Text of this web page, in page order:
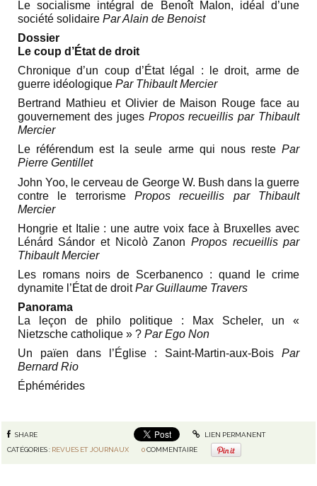
Le socialisme intégral de Benoît Malon, idéal d’une
société solidaire Par Alain de Benoist
Dossier
Le coup d’État de droit
Chronique d’un coup d’État légal : le droit, arme de
guerre idéologique Par Thibault Mercier
Bertrand Mathieu et Olivier de Maison Rouge face au
gouvernement des juges Propos recueillis par Thibault
Mercier
Le référendum est la seule arme qui nous restePar
Pierre Gentillet
John Yoo, le cerveau de George W. Bush dans la guerre
contre le terrorisme Propos recueillis par Thibault
Mercier
Hongrie et Italie : une autre voix face à Bruxelles avec
Lénárd Sándor et Nicolò Zanon Propos recueillis par
Thibault Mercier
Les romans noirs de Scerbanenco : quand le crime
dynamite l’État de droitPar Guillaume Travers
Panorama
La leçon de philo politique : Max Scheler, un «
Nietzsche catholique » ? Par Ego Non
Un païen dans l’Église : Saint-Martin-aux-BoisPar
Bernard Rio
Éphémérides
SHARE
LIEN PERMANENT
CATÉGORIES : REVUES ET JOURNAUX 0 COMMENTAIRE